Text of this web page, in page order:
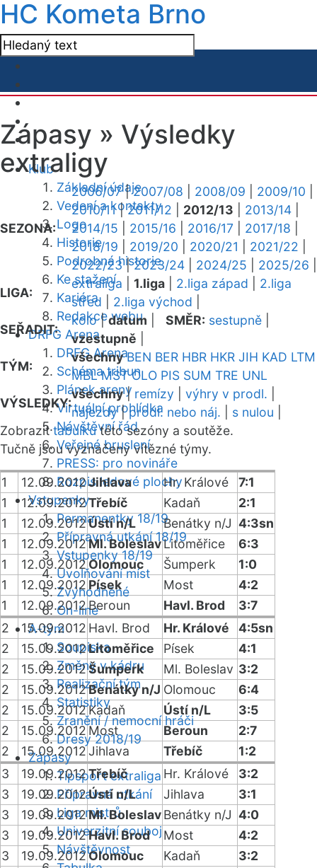
HC Kometa Brno
Klub
Základní údaje
Vedení a kontakty
Logo
Historie
Podrobná historie
Ke stažení
Kariéra
Redakce webu
DRFG Arena
DRFG Arena
Schéma tribun
Plánek areny
Virtuální prohlídka
Návštěvní řád
Veřejné bruslení
PRESS: pro novináře
Rozpis ledové plochy
Vstupenky
Permanentky 18/19
Přípravná utkání 18/19
Vstupenky 18/19
Uvolňování míst
Zvýhodněné
On-line
A-tým
Soupiska
Změny v kádru
Realizační tým
Statistiky
Zranění / nemocní hráči
Dresy 2018/19
Zápasy
Tipsport extraliga
Přípravná utkání
Liga mistrů
Univerzitní souboj
Návštěvnost
Zápasy » Výsledky
extraligy
SEZONA:
2006/07|2007/08 2008/09 2009/10
2010/11|2011/12 2012/13 2013/14
2014/15
2015/16 2016/17 2017/18
2018/19
2019/20 2020/21 2021/22
2022/23|2023/24 2024/25 2025/26
LIGA:
extraliga 1.liga 2.liga západ
2.liga
střed
2.liga východ
SEŘADIT:
kolo|datum SMĚR: sestupně
vzestupně
TÝM:
všechny BEN BER HBR HKR JIH KAD LTM
MBL MST OLO PIS SUM TRE UNL
VÝSLEDKY:
všechny| remízy výhry v prodl.
nájezdy|prodl. nebo náj. s nulou
Zobrazittabulkutéto sezóny a soutěže.
Tučně jsou vyznačeny vítězné týmy.
1 12.09.2012Jihlava Hr. Králové
7:1
1
12.09.2012Třebíč Kadaň
2:1
1
12.09.2012Ústí n/L Benátky n/J 4:3sn
1
12.09.2012Ml. BoleslavLitoměřice
6:3
1
12.09.2012Olomouc Šumperk
1:0
1
12.09.2012 Písek Most
4:2
1
12.09.2012Beroun Havl. Brod
3:7
2
15.09.2012 Havl. Brod Hr. Králové
4:5sn
2
15.09.2012Litoměřice Písek
4:1
2
15.09.2012Šumperk Ml. Boleslav 3:2
2
15.09.2012Benátky n/J Olomouc
6:4
2
15.09.2012Kadaň Ústí n/L
3:5
2
15.09.2012 Most Beroun
2:7
2
15.09.2012Jihlava Třebíč
1:2
3
19.09.2012Třebíč Hr. Králové
3:2
3
19.09.2012Ústí n/L Jihlava
3:1
3
19.09.2012Ml. BoleslavBenátky n/J 4:0
3
19.09.2012Havl. Brod Most
4:2
3
19.09.2012Olomouc Kadaň
3:2